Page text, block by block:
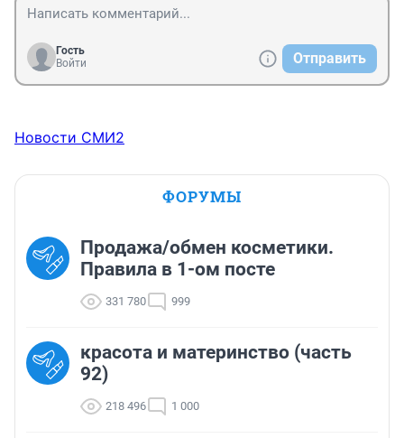
Гость
Войти
Отправить
Новости СМИ2
ФОРУМЫ
Продажа/обмен косметики.
Правила в 1-ом посте
331 780 999
красота и материнство (часть
92)
218 496 1 000